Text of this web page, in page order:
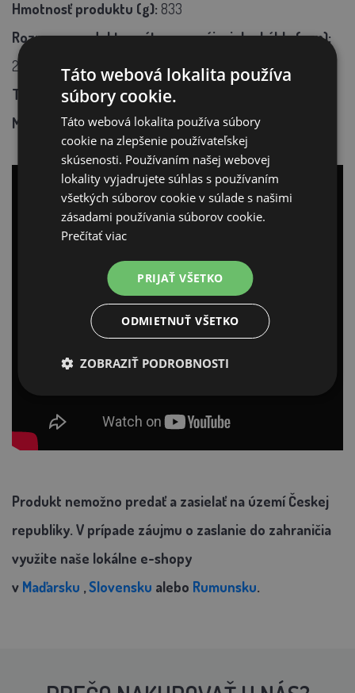
Hmotnosť produktu (g): 833
Rozmery produktu vrátane napájacieho kábla (mm):
245 x 244 x 165
Typická spotreba energie (W):
Maximálna spotreba energie (W):20 W
Produkt nemožno predať a zasielať na území Českej
republiky. V prípade záujmu o zaslanie do zahraničia
využite naše lokálne e-shopy
v Maďarsku ,Slovensku alebo Rumunsku.
Táto webová lokalita používa
súbory cookie.
Táto webová lokalita používa súbory
cookie na zlepšenie používateľskej
skúsenosti. Používaním našej webovej
lokality vyjadrujete súhlas s používaním
všetkých súborov cookie v súlade s našimi
zásadami používania súborov cookie.
Prečítať viac
PRIJAŤ VŠETKO
ODMIETNUŤ VŠETKO
ZOBRAZIŤ PODROBNOSTI